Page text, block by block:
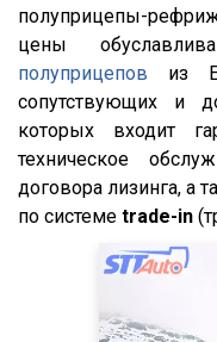
XF95
XF106
XG
X6000
Magnum
полуприцепы-
цены
полуприцепов из
сопутствующих и
которых входит
техническое
договора лизинга, а
по системе trade-in